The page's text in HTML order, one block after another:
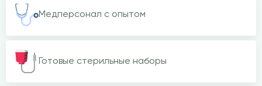
Медперсонал с опытом
Готовые стерильные наборы